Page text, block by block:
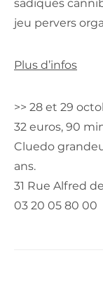
sadiques
jeu pervers
Plus d’infos
>> 28 et 29
32 euros, 90
Cluedo
ans.
31 Rue Alfred
03 20 05 80 00